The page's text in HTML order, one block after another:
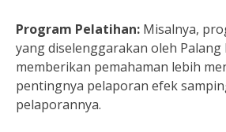
Program Pelatihan: Misalnya,
yang diselenggarakan oleh
memberikan pemahaman lebih
pentingnya pelaporan efek
pelaporannya.